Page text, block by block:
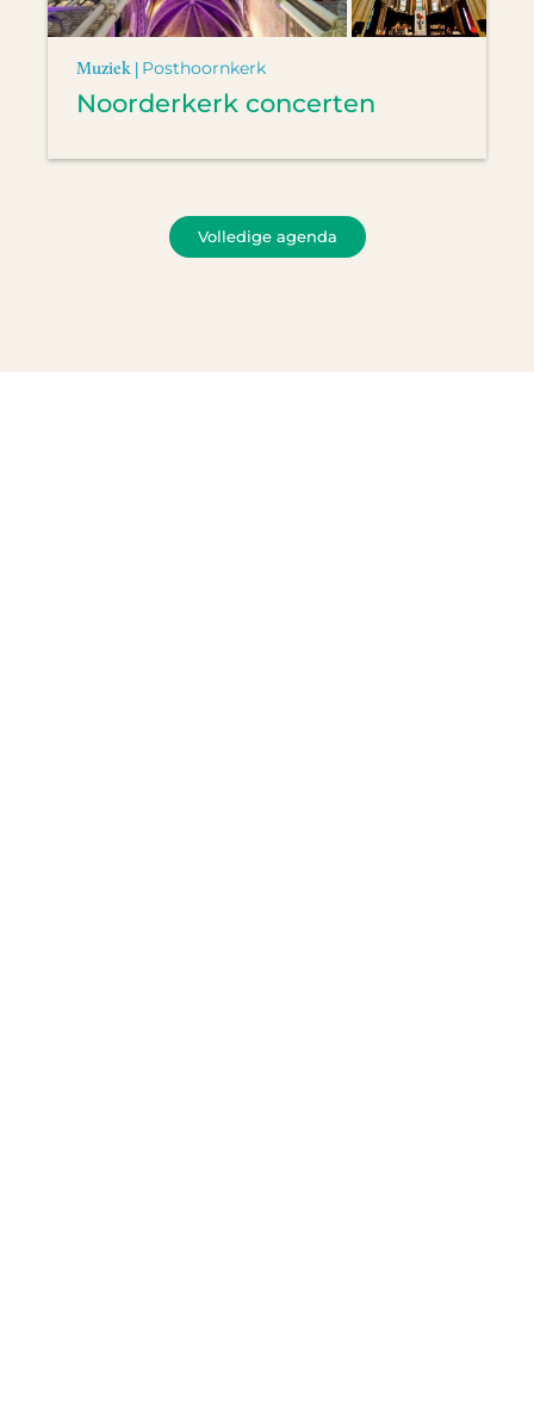
Muziek | Posthoornkerk
Noorderkerk concerten
Volledige agenda